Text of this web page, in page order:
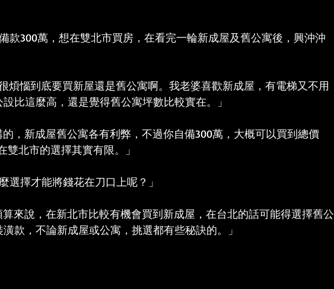
款300萬，想在雙北市買房，在看完一輪新成屋及舊公寓後，興沖沖
煩惱到底要買新屋還是舊公寓啊。我老婆喜歡新成屋，有電梯又不用
比這麼高，還是覺得舊公寓坪數比較實在。」
，新成屋舊公寓各有利弊，不過你自備300萬，大概可以買到總價
雙北市的選擇其實有限。」
選擇才能將錢花在刀口上呢？」
來說，在新北市比較有機會買到新成屋，在台北的話可能得選擇舊公
款，不論新成屋或公寓，挑選都有些秘訣的。」